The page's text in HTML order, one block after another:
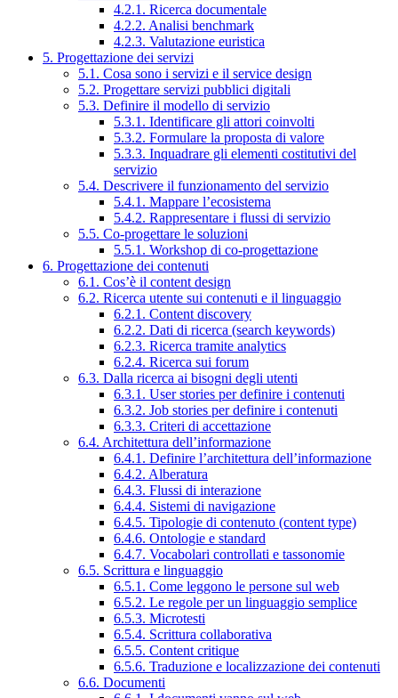
4.2.1. Ricerca documentale
4.2.2. Analisi benchmark
4.2.3. Valutazione euristica
5. Progettazione dei servizi
5.1. Cosa sono i servizi e il service design
5.2. Progettare servizi pubblici digitali
5.3. Definire il modello di servizio
5.3.1. Identificare gli attori coinvolti
5.3.2. Formulare la proposta di valore
5.3.3. Inquadrare gli elementi costitutivi del
servizio
5.4. Descrivere il funzionamento del servizio
5.4.1. Mappare l’ecosistema
5.4.2. Rappresentare i flussi di servizio
5.5. Co-progettare le soluzioni
5.5.1. Workshop di co-progettazione
6. Progettazione dei contenuti
6.1. Cos’è il content design
6.2. Ricerca utente sui contenuti e il linguaggio
6.2.1. Content discovery
6.2.2. Dati di ricerca (search keywords)
6.2.3. Ricerca tramite analytics
6.2.4. Ricerca sui forum
6.3. Dalla ricerca ai bisogni degli utenti
6.3.1. User stories per definire i contenuti
6.3.2. Job stories per definire i contenuti
6.3.3. Criteri di accettazione
6.4. Architettura dell’informazione
6.4.1. Definire l’architettura dell’informazione
6.4.2. Alberatura
6.4.3. Flussi di interazione
6.4.4. Sistemi di navigazione
6.4.5. Tipologie di contenuto (content type)
6.4.6. Ontologie e standard
6.4.7. Vocabolari controllati e tassonomie
6.5. Scrittura e linguaggio
6.5.1. Come leggono le persone sul web
6.5.2. Le regole per un linguaggio semplice
6.5.3. Microtesti
6.5.4. Scrittura collaborativa
6.5.5. Content critique
6.5.6. Traduzione e localizzazione dei contenuti
6.6. Documenti